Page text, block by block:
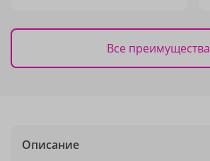
Все преимущества
Описание